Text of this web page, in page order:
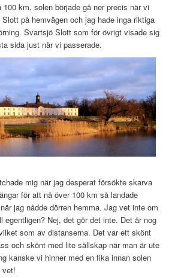
100 km, solen började gå ner precis när vi
på hemvägen och jag hade inga riktiga
Svartsjö Slott som för övrigt visade sig
sida just när vi passerade.
mig när jag desperat försökte skarva
för att nå över 100 km så landade
jag nådde dörren hemma. Jag vet inte om
egentligen? Nej, det gör det inte. Det är nog
som av distanserna. Det var ett skönt
och skönt med lite sällskap när man är ute
kanske vi hinner med en fika innan solen
vet!